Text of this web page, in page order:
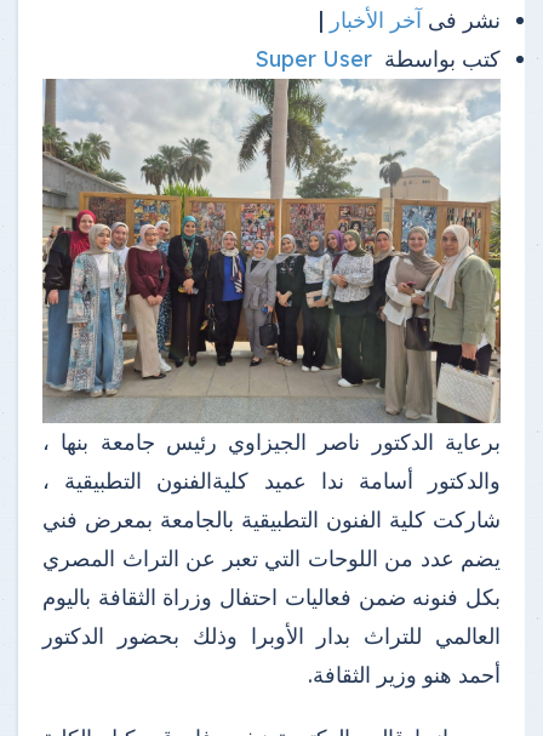
نشر فى آخر الأخبار |
كتب بواسطة Super User
برعاية الدكتور ناصر الجيزاوي رئيس جامعة بنها ،
والدكتور أسامة ندا عميد كليةالفنون التطبيقية ،
شاركت كلية الفنون التطبيقية بالجامعة بمعرض فني
يضم عدد من اللوحات التي تعبر عن التراث المصري
بكل فنونه ضمن فعاليات احتفال وزراة الثقافة باليوم
العالمي للتراث بدار الأوبرا وذلك بحضور الدكتور
أحمد هنو وزير الثقافة.